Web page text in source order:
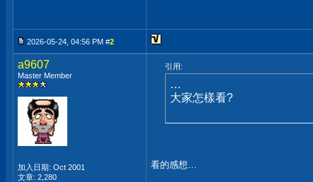
2026-05-24, 04:56 PM #2
a9607
Master Member
加入日期: Oct 2001
文章: 2,280
引用:
…
大家怎樣看?
看的感想…